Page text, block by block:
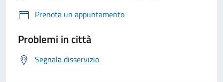
Prenota un appuntamento
Problemi in città
Segnala disservizio